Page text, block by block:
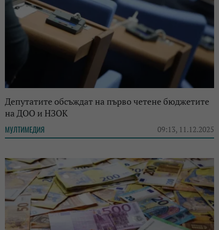
Депутатите обсъждат на първо четене бюджетите
на ДОО и НЗОК
МУЛТИМЕДИЯ 09:13, 11.12.2025